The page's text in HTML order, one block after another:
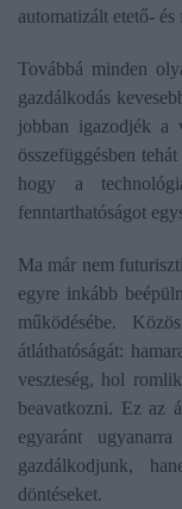
automatizált etető- és
Továbbá minden
gazdálkodás
jobban igazodjék a
összefüggésben
hogy a
fenntarthatóságot
Ma már nem
egyre inkább
működésébe.
átláthatóságát:
veszteség, hol
beavatkozni. Ez az
egyaránt
gazdálkodjunk,
döntéseket.